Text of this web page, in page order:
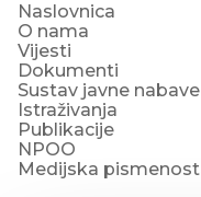
Naslovnica
O nama
Vijesti
Dokumenti
Sustav javne nabave
Istraživanja
Publikacije
NPOO
Medijska pismenost